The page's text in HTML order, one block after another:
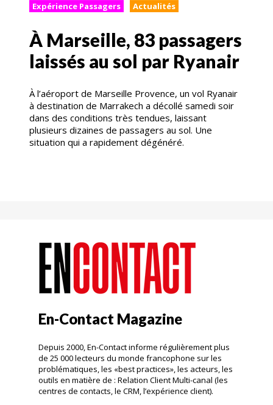
Expérience Passagers Actualités
À Marseille, 83 passagers
laissés au sol par Ryanair
À l’aéroport de Marseille Provence, un vol Ryanair
à destination de Marrakech a décollé samedi soir
dans des conditions très tendues, laissant
plusieurs dizaines de passagers au sol. Une
situation qui a rapidement dégénéré.
En-Contact Magazine
Depuis 2000, En-Contact informe régulièrement plus
de 25 000 lecteurs du monde francophone sur les
problématiques, les «best practices», les acteurs, les
outils en matière de : Relation Client Multi-canal (les
centres de contacts, le CRM, l’expérience client).